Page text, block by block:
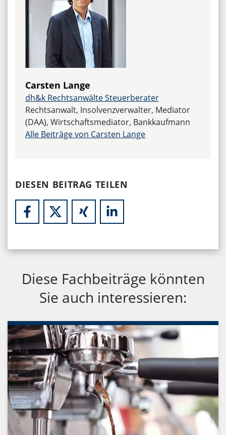
Carsten Lange
dh&k Rechtsanwälte Steuerberater
Rechtsanwalt, Insolvenzverwalter, Mediator
(DAA), Wirtschaftsmediator, Bankkaufmann
Alle Beiträge von Carsten Lange
DIESEN BEITRAG TEILEN
Diese Fachbeiträge könnten
Sie auch interessieren: